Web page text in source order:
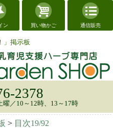
ン 買い物かご 通信販売
」掲示板
2378
曜／10～12時、13～17時
> 目次19/92